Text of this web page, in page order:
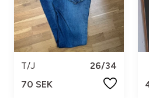
T/J
26/34
70 SEK